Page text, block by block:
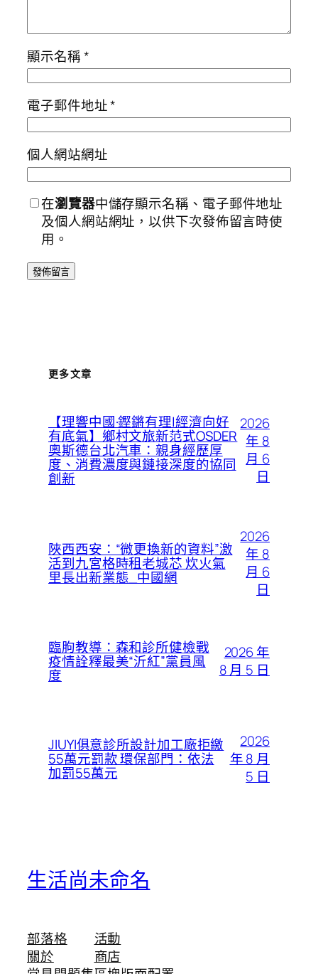
顯示名稱*
電子郵件地址*
個人網站網址
在瀏覽器中儲存顯示名稱、電子郵件地址
及個人網站網址，以供下次發佈留言時使
用。
更多文章
【理響中國·鏗鏘有理|經濟向好
有底氣】鄉村文旅新范式OSDER
奧斯德台北汽車：親身經歷厚
度、消費濃度與鏈接深度的協同
創新
2026
年 8
月 6
日
陜西西安：“微更換新的資料”激
活到九宮格時租老城芯 炊火氣
里長出新業態_中國網
2026
年 8
月 6
日
臨朐教導：森和診所健檢戰
疫情詮釋最美“沂紅”黨員風
度
2026 年
8 月 5 日
JIUYI俱意診所設計加工廠拒繳
55萬元罰款 環保部門：依法
加罰55萬元
2026
年 8 月
5 日
生活尚未命名
部落格
關於
活動
商店